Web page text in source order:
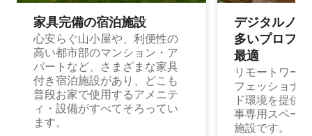
家具完備の宿⁠泊⁠施⁠設
心安らぐ山小屋や、利便性の
高い都市部のマンション・ア
パートなど、さまざまな家具
付き宿泊施設があり、どこも
普段お家で使用するアメニテ
ィ・設備がすべてそろってい
ます。
デジタルノ
多⁠いプ⁠ロ⁠フ⁠
最⁠適
リモートワー
フェッショナ
ド環境を提供
事専用スペー
施設です。